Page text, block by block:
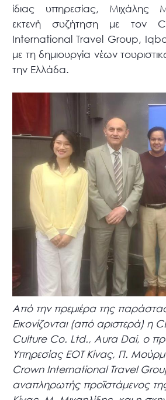
ίδιας υπηρεσίας, Μιχάλης
εκτενή συζήτηση με τον
International Travel Group,
με τη δημιουργία νέων
την Ελλάδα.
Από την πρεμιέρα της
Εικονίζονται (από αριστερά) η
Culture Co. Ltd., Aura Dai, ο
Υπηρεσίας ΕΟΤ Κίνας, Π.
Crown International Travel
αναπληρωτής προϊστάμενος